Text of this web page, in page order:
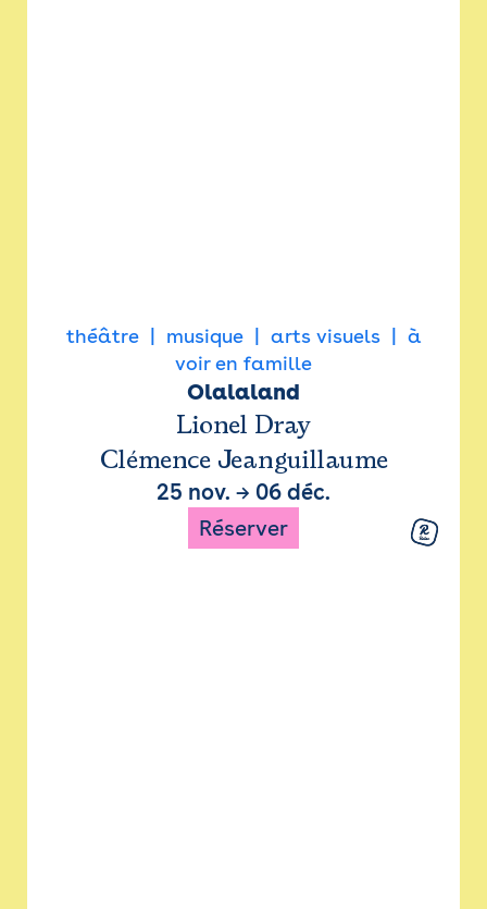
théâtre musique arts visuels
à
voir en famille
Olalaland
Lionel Dray
Clémence Jeanguillaume
25 nov. → 06 déc.
Réserver